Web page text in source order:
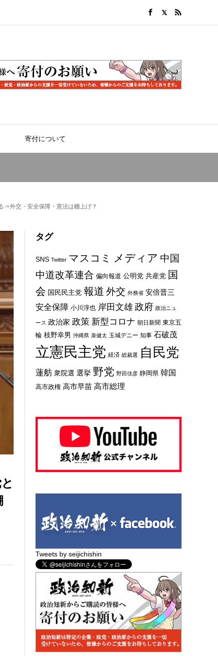
寄付について
⇒外交・安全保障・憲法は棚上げ？
タグ
SNS Twitter マスコミ メディア 中国
中道改革連合 偏向報道 公明党 共産党 国
会 国民民主党 報道 外交 外務省 安倍晋三
安全保障 小川淳也 岸田文雄 政府 政治ニュ
ース 政治家 政策 新型コロナ 朝日新聞 東京五
輪 枝野幸男 沖縄県 泉健太 玉城デニー 知事 石破茂
立憲民主党 経済 総裁選 自民党
蓮舫 衆院選 選挙 野党 野田佳彦 静岡県 韓国
高市政権 高市早苗 高市総理
Tweets by seijichishin